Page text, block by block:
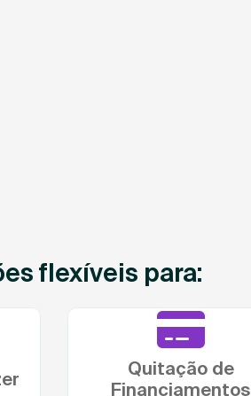
flexíveis para:
Quitação de
Financiamentos